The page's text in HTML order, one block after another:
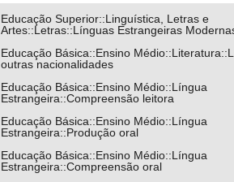
Educação Superior::Linguística, Letras e
Artes::Letras::Línguas Estrangeiras
Educação Básica::Ensino
outras nacionalidades
Educação Básica::Ensino Médio::Língua
Estrangeira::Compreensão leitora
Educação Básica::Ensino Médio::Língua
Estrangeira::Produção oral
Educação Básica::Ensino Médio::Língua
Estrangeira::Compreensão oral